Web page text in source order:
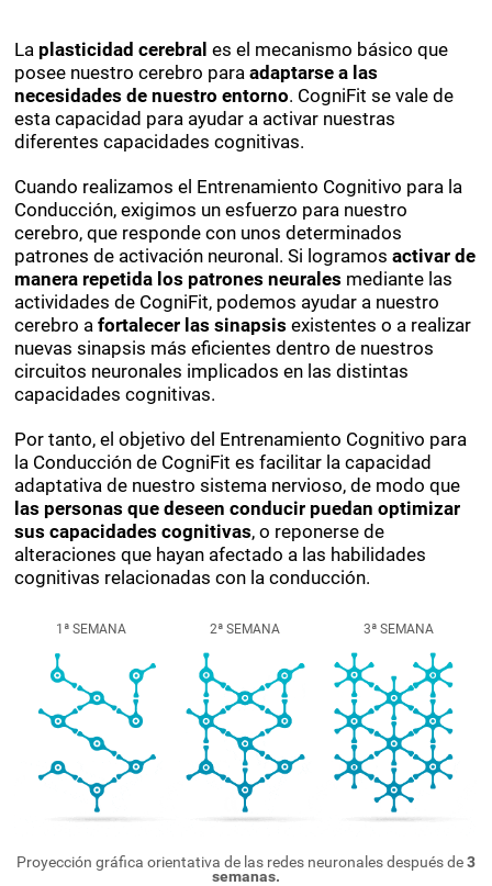
La plasticidad cerebral es el mecanismo básico que
posee nuestro cerebro paraadaptarse a las
necesidades de nuestro entorno. CogniFit se vale de
esta capacidad para ayudar a activar nuestras
diferentes capacidades cognitivas.
Cuando realizamos el Entrenamiento Cognitivo para la
Conducción, exigimos un esfuerzo para nuestro
cerebro, que responde con unos determinados
patrones de activación neuronal. Si logramosactivar de
manera repetida los patrones neurales mediante las
actividades de CogniFit, podemos ayudar a nuestro
cerebro afortalecer las sinapsis existentes o a realizar
nuevas sinapsis más eficientes dentro de nuestros
circuitos neuronales implicados en las distintas
capacidades cognitivas.
Por tanto, el objetivo del Entrenamiento Cognitivo para
la Conducción de CogniFit es facilitar la capacidad
adaptativa de nuestro sistema nervioso, de modo que
las personas que deseen conducir puedan optimizar
sus capacidades cognitivas, o reponerse de
alteraciones que hayan afectado a las habilidades
cognitivas relacionadas con la conducción.
1ª SEMANA 2ª SEMANA 3ª SEMANA
Proyección gráfica orientativa de las redes neuronales después de3
semanas.